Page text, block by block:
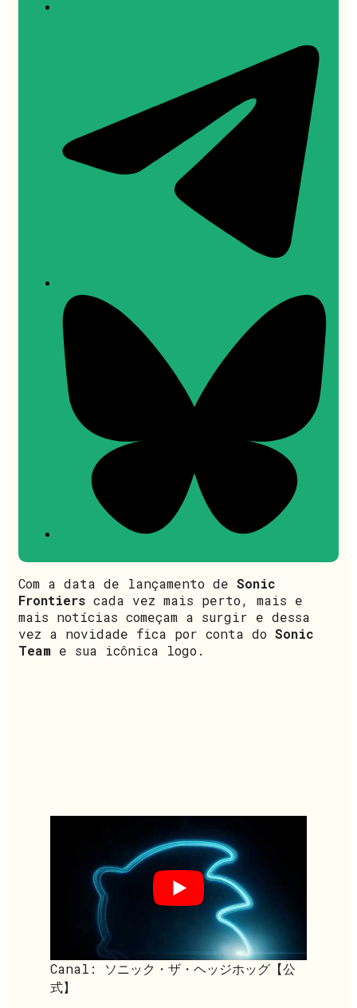
Com a data de lançamento de Sonic
Frontiers cada vez mais perto, mais e
mais notícias começam a surgir e dessa
vez a novidade fica por conta do Sonic
Team e sua icônica logo.
Canal: ソニック・ザ・ヘッジホッグ【公
式】